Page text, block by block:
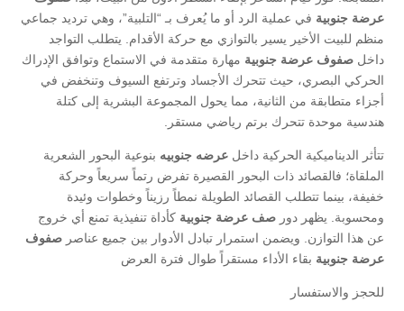
عرضة جنوبية في عملية الرد أو ما يُعرف بـ “التلبية”، وهي ترديد جماعي
منظم للبيت الأخير يسير بالتوازي مع حركة الأقدام. يتطلب التواجد
داخل صفوف عرضة جنوبية مهارة متقدمة في الاستماع وتوافق الإدراك
الحركي البصري، حيث تتحرك الأجساد وترتفع السيوف وتنخفض في
أجزاء متطابقة من الثانية، مما يحول المجموعة البشرية إلى كتلة
هندسية موحدة تتحرك برتم رياضي مستقر.
​تتأثر الديناميكية الحركية داخل عرضه جنوبيه بنوعية البحور الشعرية
الملقاة؛ فالقصائد ذات البحور القصيرة تفرض رتماً سريعاً وحركة
خفيفة، بينما تتطلب القصائد الطويلة نمطاً رزيناً وخطوات وئيدة
ومحسوبة. يظهر دور صف عرضة جنوبية كأداة تنفيذية تمنع أي خروج
عن هذا التوازن. ويضمن استمرار تبادل الأدوار بين جميع عناصر صفوف
عرضة جنوبية بقاء الأداء مستقراً طوال فترة العرض
للحجز والاستفسار